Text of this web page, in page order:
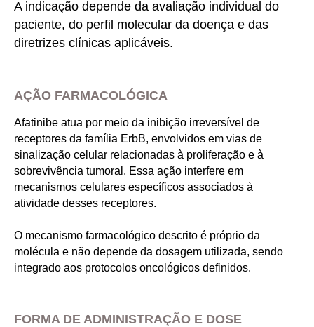
A indicação depende da avaliação individual do
paciente, do perfil molecular da doença e das
diretrizes clínicas aplicáveis.
AÇÃO FARMACOLÓGICA
Afatinibe atua por meio da inibição irreversível de
receptores da família ErbB, envolvidos em vias de
sinalização celular relacionadas à proliferação e à
sobrevivência tumoral. Essa ação interfere em
mecanismos celulares específicos associados à
atividade desses receptores.
O mecanismo farmacológico descrito é próprio da
molécula e não depende da dosagem utilizada, sendo
integrado aos protocolos oncológicos definidos.
FORMA DE ADMINISTRAÇÃO E DOSE